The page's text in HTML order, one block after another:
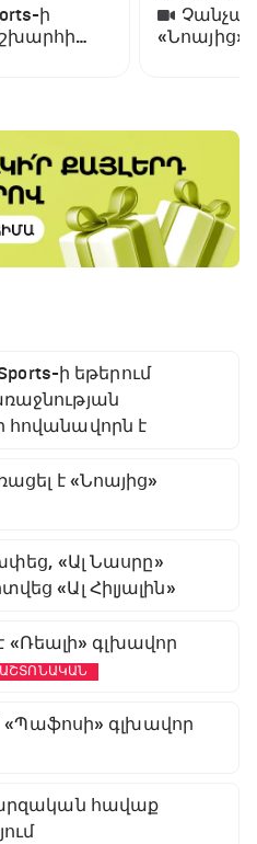
ի
«Նոայից»
ի եթերում
հովանավորն է
է «Նոայից»
«Ալ Նասրը»
«Ալ Հիլյալին»
«Ռեալի» գլխավոր
«Պաֆոսի» գլխավոր
հավաք